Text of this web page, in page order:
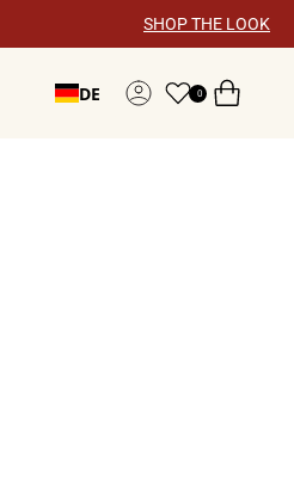
SHOP THE LOOK
DE Konto0